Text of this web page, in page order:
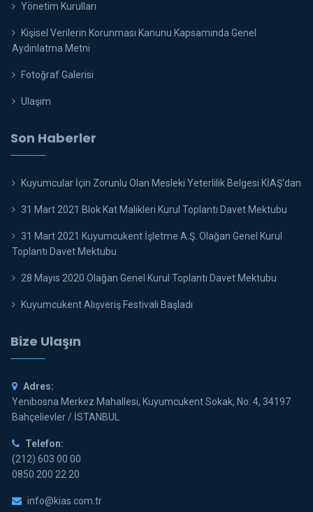
Yönetim Kurulları
Kişisel Verilerin Korunması Kanunu Kapsamında Genel
Aydınlatma Metni
Fotoğraf Galerisi
Ulaşım
Son Haberler
Kuyumcular İçin Zorunlu Olan Mesleki Yeterlilik Belgesi KİAŞ'dan
31 Mart 2021 Blok Kat Malikleri Kurul Toplantı Davet Mektubu
31 Mart 2021 Kuyumcukent İşletme A.Ş. Olağan Genel Kurul
Toplantı Davet Mektubu
28 Mayıs 2020 Olağan Genel Kurul Toplantı Davet Mektubu
Kuyumcukent Alışveriş Festivali Başladı
Bize Ulaşın
Adres:
Yenibosna Merkez Mahallesi, Kuyumcukent Sokak, No: 4, 34197
Bahçelievler / İSTANBUL
Telefon:
(212) 603 00 00
0850 200 22 20
info@kias.com.tr